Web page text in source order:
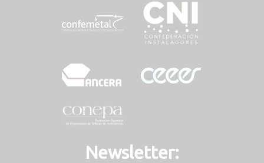
Newsletter: